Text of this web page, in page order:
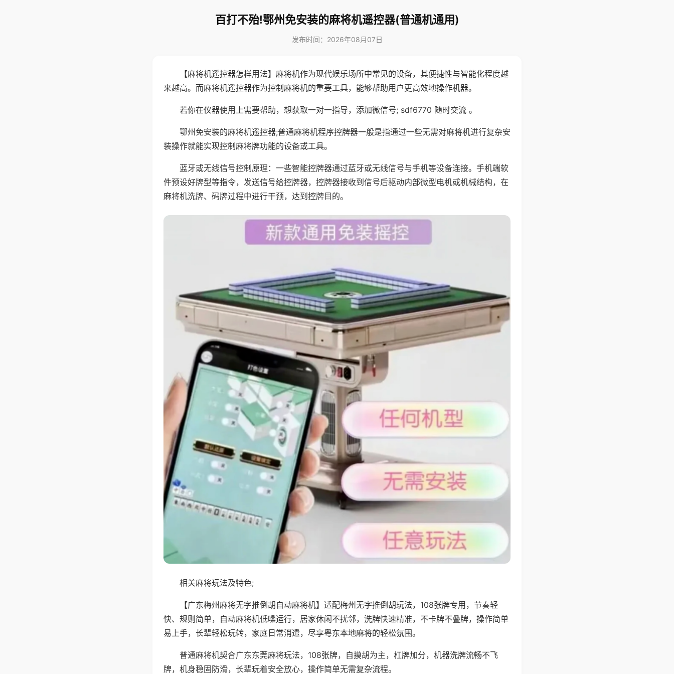
百打不殆!鄂州免安装的麻将机遥控器(普通机通用)
发布时间：2026年08月07日
【麻将机遥控器怎样用法】麻将机作为现代娱乐场所中常见的设备，其便捷性与智能化程度越
来越高。而麻将机遥控器作为控制麻将机的重要工具，能够帮助用户更高效地操作机器。
若你在仪器使用上需要帮助，想获取一对一指导，添加微信号; sdf6770 随时交流 。
鄂州免安装的麻将机遥控器;普通麻将机程序控牌器一般是指通过一些无需对麻将机进行复杂安
装操作就能实现控制麻将牌功能的设备或工具。
蓝牙或无线信号控制原理：一些智能控牌器通过蓝牙或无线信号与手机等设备连接。手机端软
件预设好牌型等指令，发送信号给控牌器，控牌器接收到信号后驱动内部微型电机或机械结构，在
麻将机洗牌、码牌过程中进行干预，达到控牌目的。
相关麻将玩法及特色;
【广东梅州麻将无字推倒胡自动麻将机】适配梅州无字推倒胡玩法，108张牌专用，节奏轻
快、规则简单，自动麻将机低噪运行，居家休闲不扰邻，洗牌快速精准，不卡牌不叠牌，操作简单
易上手，长辈轻松玩转，家庭日常消遣，尽享粤东本地麻将的轻松氛围。
普通麻将机契合广东东莞麻将玩法，108张牌，自摸胡为主，杠牌加分，机器洗牌流畅不飞
牌，机身稳固防滑，长辈玩着安全放心，操作简单无需复杂流程。